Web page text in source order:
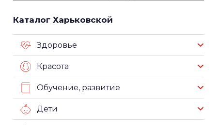
Каталог Харьковской
Здоровье
Красота
Обучение, развитие
Дети